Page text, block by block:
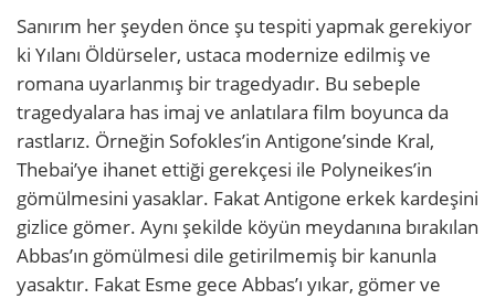
Sanırım her şeyden önce şu tespiti yapmak gerekiyor
ki Yılanı Öldürseler, ustaca modernize edilmiş ve
romana uyarlanmış bir tragedyadır. Bu sebeple
tragedyalara has imaj ve anlatılara film boyunca da
rastlarız. Örneğin Sofokles’in Antigone’sinde Kral,
Thebai’ye ihanet ettiği gerekçesi ile Polyneikes’in
gömülmesini yasaklar. Fakat Antigone erkek kardeşini
gizlice gömer. Aynı şekilde köyün meydanına bırakılan
Abbas’ın gömülmesi dile getirilmemiş bir kanunla
yasaktır. Fakat Esme gece Abbas’ı yıkar, gömer ve